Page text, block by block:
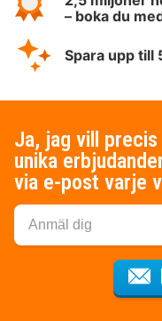
– boka du
Spara upp till
Ja, jag vill
unika
via e-post varje